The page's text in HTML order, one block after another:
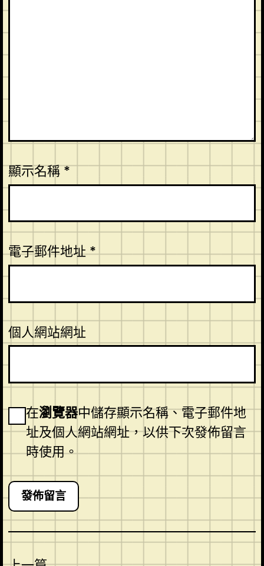
顯示名稱*
電子郵件地址*
個人網站網址
在瀏覽器中儲存顯示名稱、電子郵件地
址及個人網站網址，以供下次發佈留言
時使用。